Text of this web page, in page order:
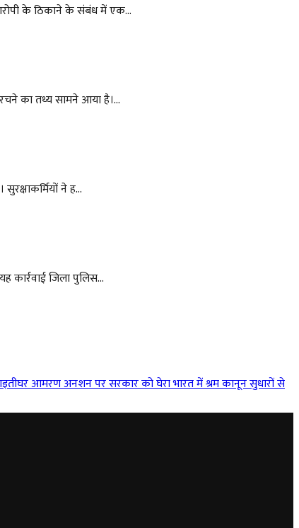
के ठिकाने के संबंध में एक...
का तथ्य सामने आया है।...
ने ह...
कार्रवाई जिला पुलिस...
आमरण अनशन पर सरकार को घेराभारत में श्रम कानून सुधारों से